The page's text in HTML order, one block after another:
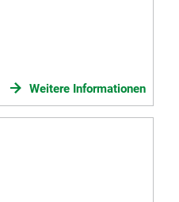
Weitere Informationen